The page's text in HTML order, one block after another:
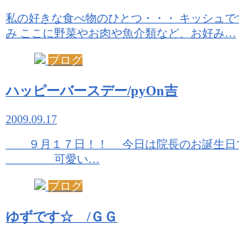
私の好きな食べ物のひとつ・・・ キッシュ
み ここに野菜やお肉や魚介類など、お好み…
ブログ
ハッピーバースデー/pyOn吉
2009.09.17
９月１７日！！ 今日は院長のお誕生日
可愛い…
ブログ
ゆずです☆ /ＧＧ